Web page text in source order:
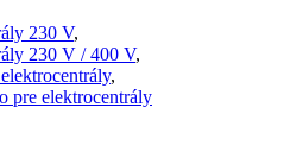
230 V,
230 V / 400 V,
,
pre elektrocentrály